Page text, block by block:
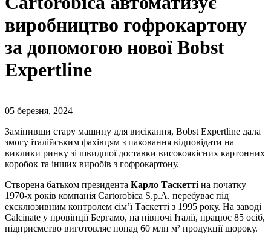
виробництво гофрокартону
за допомогою нової Bobst
Expertline
05 березня, 2024
Замінивши стару машину для висікання, Bobst Expertline дала
змогу італійським фахівцям з паковання відповідати на
виклики ринку зі швидшої доставки високоякісних картонних
коробок та інших виробів з гофрокартону.
Створена батьком президента Карло Таскетті на початку
1970-х років компанія Cartorobica S.p.A. перебуває під
ексклюзивним контролем сім’ї Таскетті з 1995 року. На заводі
Calcinate у провінції Бергамо, на півночі Італії, працює 85 осіб,
підприємство виготовляє понад 60 млн м² продукції щороку.